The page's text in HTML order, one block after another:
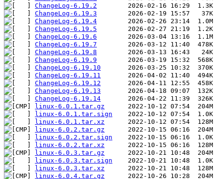
ChangeLog-6.19.2
ChangeLog-6.19.3
ChangeLog-6.19.4
ChangeLog-6.19.5
ChangeLog-6.19.6
ChangeLog-6.19.7
ChangeLog-6.19.8
ChangeLog-6.19.9
ChangeLog-6.19.10
ChangeLog-6.19.11
ChangeLog-6.19.12
ChangeLog-6.19.13
ChangeLog-6.19.14
linux-6.0.1.tar.gz
linux-6.0.1.tar.sign
linux-6.0.1.tar.xz
linux-6.0.2.tar.gz
linux-6.0.2.tar.sign
linux-6.0.2.tar.xz
linux-6.0.3.tar.gz
linux-6.0.3.tar.sign
linux-6.0.3.tar.xz
linux-6.0.4.tar.gz